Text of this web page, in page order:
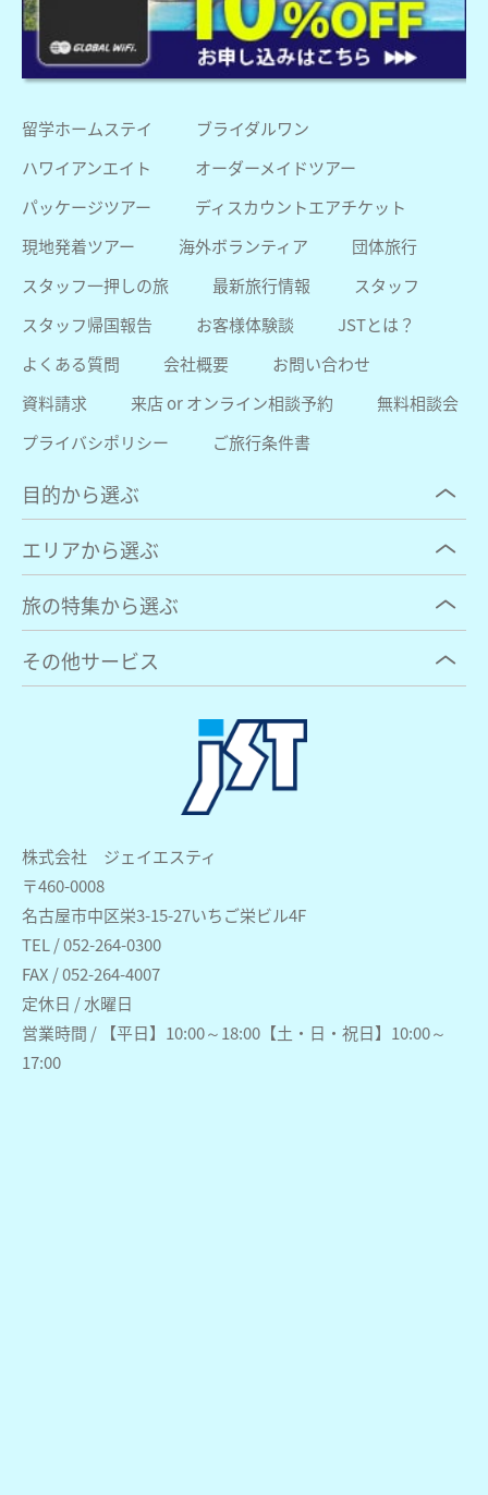
株式会社 ジェイエスティ
〒460-0008
名古屋市中区栄3-15-27いちご栄ビル4F
TEL / 052-264-0300
FAX / 052-264-4007
定休日 / 水曜日
営業時間 / 【平日】10:00～18:00【土・日・祝日】10:00～
17:00
留学ホームステイ
ブライダルワン
ハワイアンエイト
オーダーメイドツアー
パッケージツアー
ディスカウントエアチケット
現地発着ツアー
海外ボランティア
団体旅行
スタッフ一押しの旅
最新旅行情報
スタッフ
スタッフ帰国報告
お客様体験談
JSTとは？
よくある質問
会社概要
お問い合わせ
資料請求
来店 or オンライン相談予約
無料相談会
プライバシポリシー
ご旅行条件書
目的から選ぶ
エリアから選ぶ
旅の特集から選ぶ
その他サービス